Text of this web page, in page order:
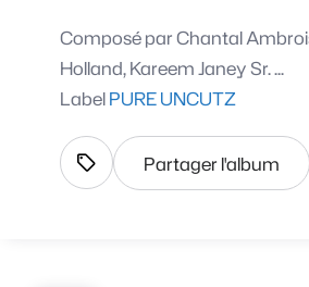
Composé parChantal
Holland, Kareem Janey Sr. ...
LabelPURE UNCUTZ
Afficher les tags
Partager l'album